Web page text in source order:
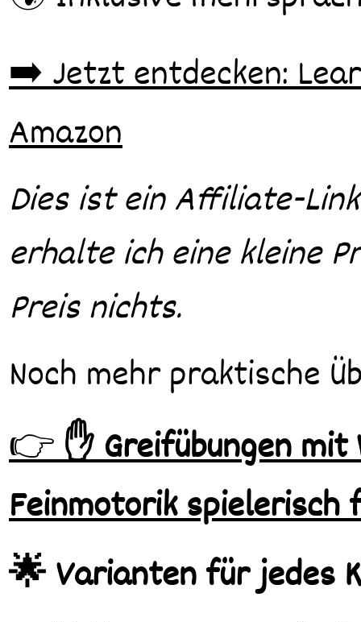
➡️ Jetzt entdecken:
Amazon
Dies ist ein Affiliate-
erhalte ich eine kleine
Preis nichts.
Noch mehr praktische
👉✋ Greifübungen mit
Feinmotorik spielerisch
🌟 Varianten für jedes